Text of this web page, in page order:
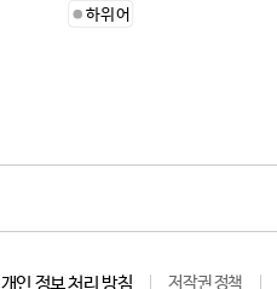
하위어
개인 정보 처리 방침 저작권 정책